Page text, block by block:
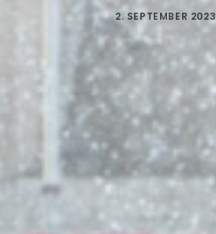
2. SEPTEMBER 2023